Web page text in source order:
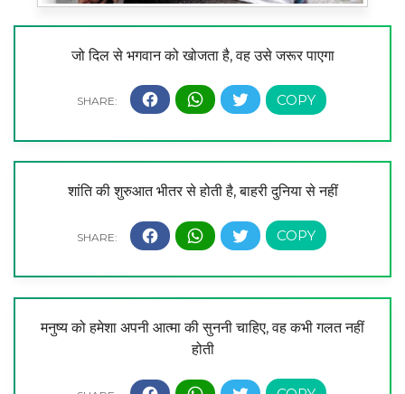
जो दिल से भगवान को खोजता है, वह उसे जरूर पाएगा
शांति की शुरुआत भीतर से होती है, बाहरी दुनिया से नहीं
मनुष्य को हमेशा अपनी आत्मा की सुननी चाहिए, वह कभी गलत नहीं
होती